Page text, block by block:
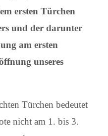
ersten Türchen
und der darunter
am ersten
unseres
Türchen bedeutet
nicht am 1. bis 3.